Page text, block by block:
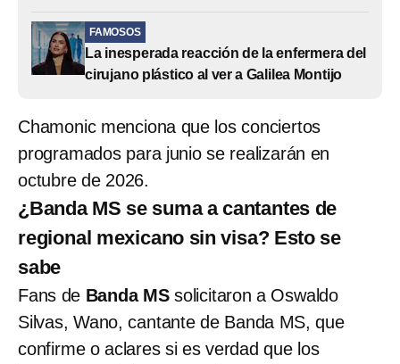
FAMOSOS
La inesperada reacción de la enfermera del
cirujano plástico al ver a Galilea Montijo
Chamonic menciona que los conciertos
programados para junio se realizarán en
octubre de 2026.
¿Banda MS se suma a cantantes de
regional mexicano sin visa? Esto se
sabe
Fans de Banda MSsolicitaron a Oswaldo
Silvas, Wano, cantante de Banda MS, que
confirme o aclares si es verdad que los